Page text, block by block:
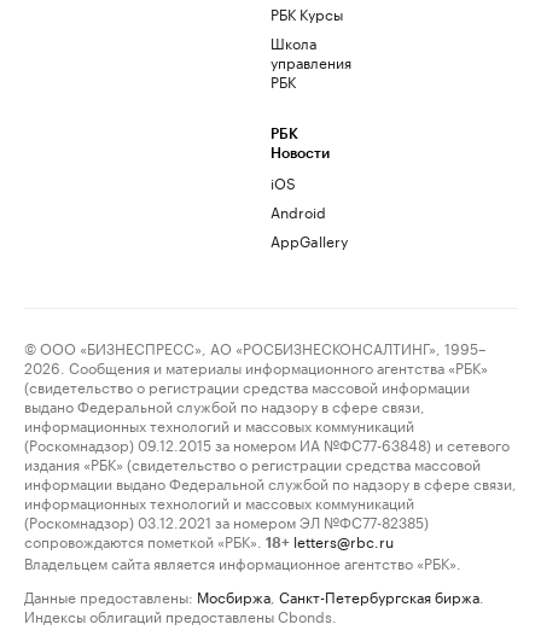
РБК Курсы
Школа
управления
РБК
РБК
Новости
iOS
Android
AppGallery
© ООО «БИЗНЕСПРЕСС», АО «РОСБИЗНЕСКОНСАЛТИНГ», 1995–
2026. Сообщения и материалы информационного агентства «РБК»
(свидетельство о регистрации средства массовой информации
выдано Федеральной службой по надзору в сфере связи,
информационных технологий и массовых коммуникаций
(Роскомнадзор) 09.12.2015 за номером ИА №ФС77-63848) и сетевого
издания «РБК» (свидетельство о регистрации средства массовой
информации выдано Федеральной службой по надзору в сфере связи,
информационных технологий и массовых коммуникаций
(Роскомнадзор) 03.12.2021 за номером ЭЛ №ФС77-82385)
сопровождаются пометкой «РБК».
18+ letters@rbc.ru
Владельцем сайта является информационное агентство «РБК».
Данные предоставлены: Мосбиржа Санкт-Петербургская биржа
Индексы облигаций предоставлены Cbonds.